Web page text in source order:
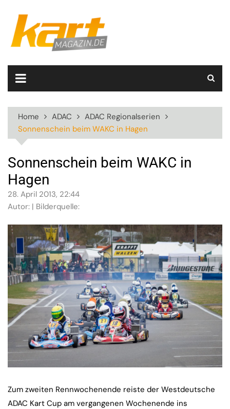
content
Home ADAC
ADAC Regionalserien
Sonnenschein beim WAKC in Hagen
Sonnenschein beim WAKC in
Hagen
28. April 2013, 22:44
Autor: | Bilderquelle:
Zum zweiten Rennwochenende reiste der Westdeutsche
ADAC Kart Cup am vergangenen Wochenende ins